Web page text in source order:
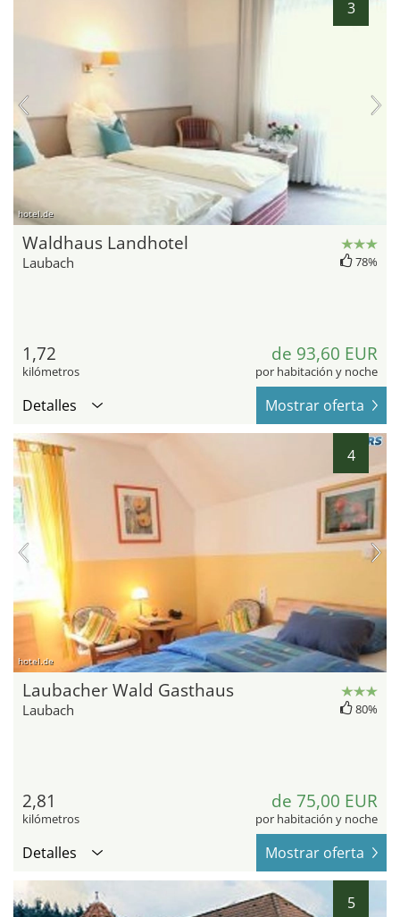
3
hotel.de
Waldhaus Landhotel
Laubach 78%
1,72
kilómetros
de 93,60 EUR
por habitación y noche
Detalles Mostrar oferta
4
hotel.de
Laubacher Wald Gasthaus
Laubach 80%
2,81
kilómetros
de 75,00 EUR
por habitación y noche
Detalles Mostrar oferta
5